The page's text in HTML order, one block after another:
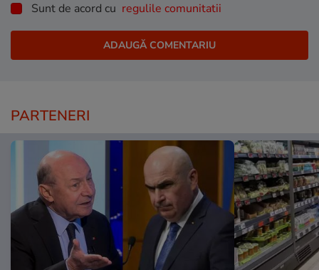
Sunt de acord cu regulile comunitatii
PARTENERI